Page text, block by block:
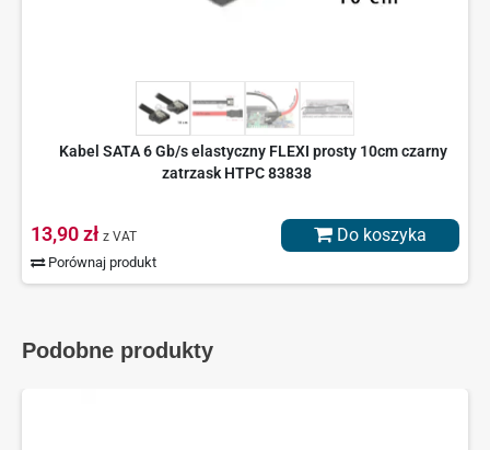
Kabel SATA 6 Gb/s elastyczny FLEXI prosty 10cm czarny
zatrzask HTPC 83838
13,90 zł z VAT
Porównaj produkt
Do koszyka
Podobne produkty